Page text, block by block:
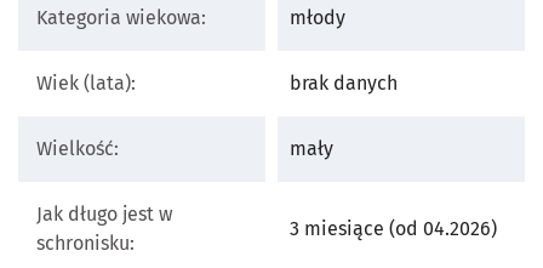
Kategoria wiekowa: młody
Wiek (lata): brak danych
Wielkość: mały
Jak długo jest w
schronisku:
3 miesiące (od 04.2026)